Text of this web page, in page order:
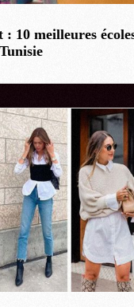
: 10 meilleures